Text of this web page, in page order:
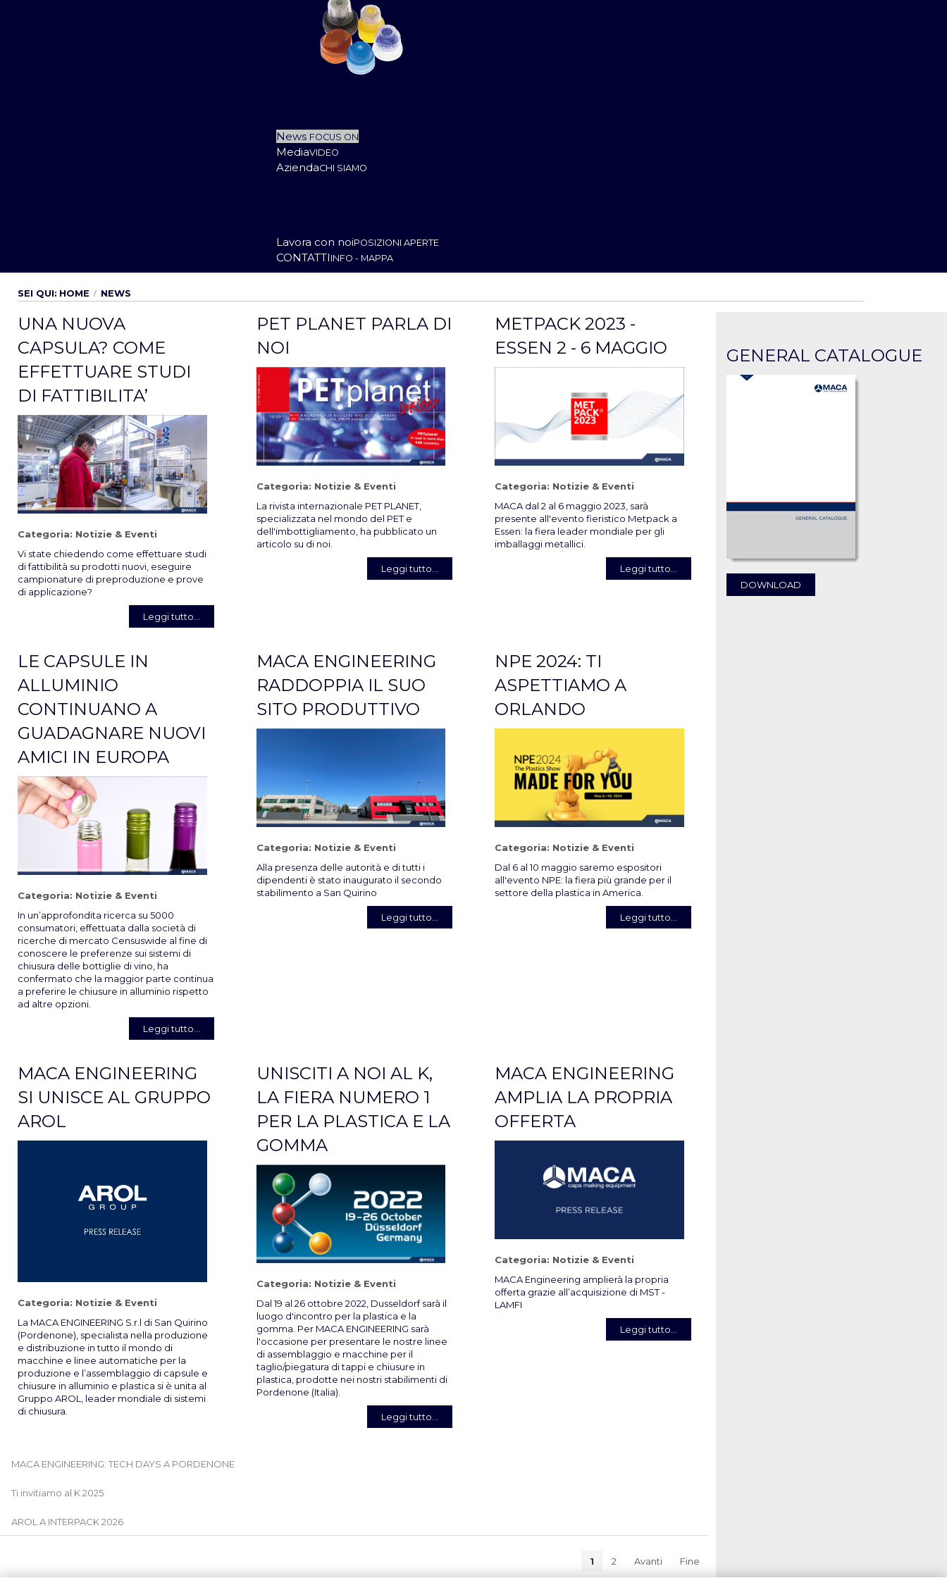
News FOCUS ON
MediaVIDEO
AziendaCHI SIAMO
Lavora con noiPOSIZIONI APERTE
CONTATTI INFO - MAPPA
SEI QUI: HOME NEWS
UNA NUOVA
CAPSULA? COME
EFFETTUARE STUDI
DI FATTIBILITA’
Categoria: Notizie & Eventi
Vi state chiedendo come effettuare studi
di fattibilità su prodotti nuovi, eseguire
campionature di preproduzione e prove
di applicazione?
Leggi tutto...
PET PLANET PARLA DI
NOI
Categoria: Notizie & Eventi
La rivista internazionale PET PLANET,
specializzata nel mondo del PET e
dell'imbottigliamento, ha pubblicato un
articolo su di noi.
Leggi tutto...
METPACK 2023 -
ESSEN 2 - 6 MAGGIO
Categoria: Notizie & Eventi
MACA dal 2 al 6 maggio 2023, sarà
presente all'evento fieristico Metpack a
Essen: la fiera leader mondiale per gli
imballaggi metallici.
Leggi tutto...
LE CAPSULE IN
ALLUMINIO
CONTINUANO A
GUADAGNARE NUOVI
AMICI IN EUROPA
Categoria: Notizie & Eventi
In un’approfondita ricerca su 5000
consumatori, effettuata dalla società di
ricerche di mercato Censuswide al fine di
conoscere le preferenze sui sistemi di
chiusura delle bottiglie di vino, ha
confermato che la maggior parte continua
a preferire le chiusure in alluminio rispetto
ad altre opzioni.
Leggi tutto...
MACA ENGINEERING
RADDOPPIA IL SUO
SITO PRODUTTIVO
Categoria: Notizie & Eventi
Alla presenza delle autorità e di tutti i
dipendenti è stato inaugurato il secondo
stabilimento a San Quirino
Leggi tutto...
NPE 2024: TI
ASPETTIAMO A
ORLANDO
Categoria: Notizie & Eventi
Dal 6 al 10 maggio saremo espositori
all'evento NPE: la fiera più grande per il
settore della plastica in America.
Leggi tutto...
MACA ENGINEERING
SI UNISCE AL GRUPPO
AROL
Categoria: Notizie & Eventi
La MACA ENGINEERING S.r.l di San Quirino
(Pordenone), specialista nella produzione
e distribuzione in tutto il mondo di
macchine e linee automatiche per la
produzione e l’assemblaggio di capsule e
chiusure in alluminio e plastica si è unita al
Gruppo AROL, leader mondiale di sistemi
di chiusura.
UNISCITI A NOI AL K,
LA FIERA NUMERO 1
PER LA PLASTICA E LA
GOMMA
Categoria: Notizie & Eventi
Dal 19 al 26 ottobre 2022, Dusseldorf sarà il
luogo d'incontro per la plastica e la
gomma. Per MACA ENGINEERING sarà
l'occasione per presentare le nostre linee
di assemblaggio e macchine per il
taglio/piegatura di tappi e chiusure in
plastica, prodotte nei nostri stabilimenti di
Pordenone (Italia).
Leggi tutto...
MACA ENGINEERING
AMPLIA LA PROPRIA
OFFERTA
Categoria: Notizie & Eventi
MACA Engineering amplierà la propria
offerta grazie all’acquisizione di MST -
LAMFI
Leggi tutto...
MACA ENGINEERING: TECH DAYS A PORDENONE
Ti invitiamo al K 2025
AROL A INTERPACK 2026
1 2 Avanti Fine
GENERAL CATALOGUE
DOWNLOAD